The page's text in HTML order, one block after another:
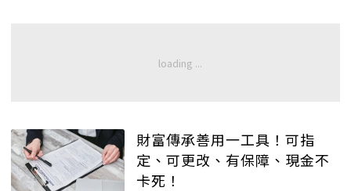
財富傳承善用一工具！可指
定、可更改、有保障、現金不
卡死！